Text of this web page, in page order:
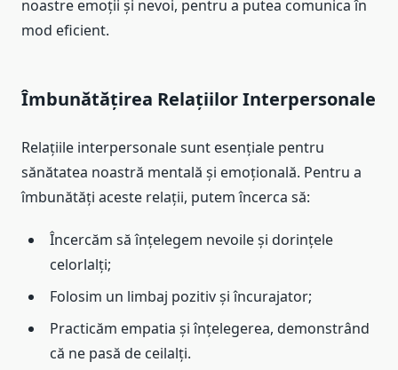
noastre emoții și nevoi, pentru a putea comunica în
mod eficient.
Îmbunătățirea Relațiilor Interpersonale
Relațiile interpersonale sunt esențiale pentru
sănătatea noastră mentală și emoțională. Pentru a
îmbunătăți aceste relații, putem încerca să:
Încercăm să înțelegem nevoile și dorințele
celorlalți;
Folosim un limbaj pozitiv și încurajator;
Practicăm empatia și înțelegerea, demonstrând
că ne pasă de ceilalți.